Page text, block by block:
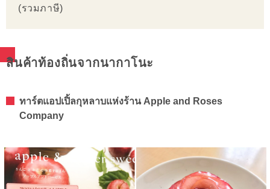
(รวมภาษี)
สินค้าท้องถิ่นจากนากาโนะ
ทาร์ตแอปเปิ้ลกุหลาบแห่งร้าน Apple and Roses
Company